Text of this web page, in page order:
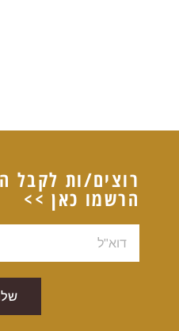
רוצים/ות לקבל
הרשמו כאן >>